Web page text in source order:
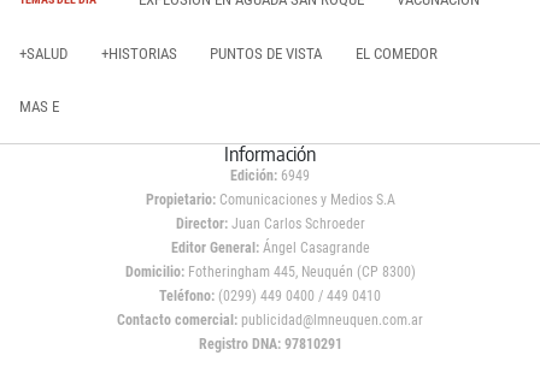
+SALUD +HISTORIAS PUNTOS DE VISTA EL COMEDOR
MAS E
Información
Edición: 6949
Propietario:Comunicaciones y Medios S.A
Director: Juan Carlos Schroeder
Editor General:Ángel Casagrande
Domicilio:Fotheringham 445, Neuquén (CP 8300)
Teléfono: (0299) 449 0400 / 449 0410
Contacto comercial: publicidad@lmneuquen.com.ar
Registro DNA: 97810291